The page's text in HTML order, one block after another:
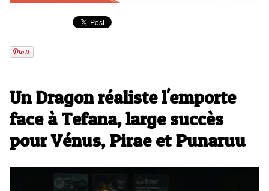
Un Dragon réaliste l'emporte
face à Tefana, large succès
pour Vénus, Pirae et Punaruu